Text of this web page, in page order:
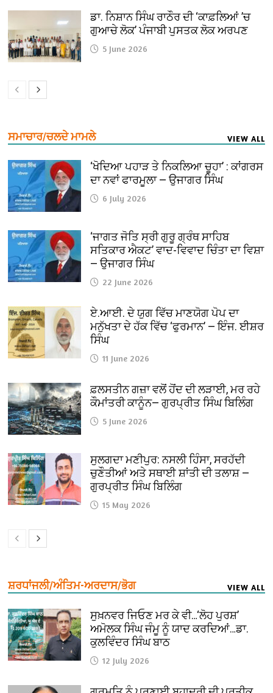
ਡਾ. ਨਿਸ਼ਾਨ ਸਿੰਘ ਰਾਠੌਰ ਦੀ ‘ਕਾਫ਼ਲਿਆਂ ’ਚ
ਗੁਆਚੇ ਲੋਕ’ ਪੰਜਾਬੀ ਪੁਸਤਕ ਲੋਕ ਅਰਪਣ
5 June 2026
ਸਮਾਚਾਰ/ਚਲਦੇ ਮਾਮਲੇ VIEW ALL
‘ਖੋਦਿਆ ਪਹਾੜ ਤੇ ਨਿਕਲਿਆ ਚੂਹਾ’ : ਕਾਂਗਰਸ
ਦਾ ਨਵਾਂ ਫਾਰਮੂਲਾ — ਉਜਾਗਰ ਸਿੰਘ
6 July 2026
‘ਜਾਗਤ ਜੋਤਿ ਸ੍ਰੀ ਗੁਰੂ ਗ੍ਰੰਥ ਸਾਹਿਬ
ਸਤਿਕਾਰ ਐਕਟ’ ਵਾਦ-ਵਿਵਾਦ ਚਿੰਤਾ ਦਾ ਵਿਸ਼ਾ
— ਉਜਾਗਰ ਸਿੰਘ
22 June 2026
ਏ.ਆਈ. ਦੇ ਯੁਗ ਵਿੱਚ ਮਾਣਯੋਗ ਪੋਪ ਦਾ
ਮਨੁੱਖਤਾ ਦੇ ਹੱਕ ਵਿੱਚ ‘ਫੁਰਮਾਨ’ — ਇੰਜ. ਈਸ਼ਰ
ਸਿੰਘ
11 June 2026
ਫ਼ਲਸਤੀਨ ਗਜ਼ਾ ਵਲੋਂ ਹੋਂਦ ਦੀ ਲੜਾਈ, ਮਰ ਰਹੇ
ਕੌਮਾਂਤਰੀ ਕਾਨੂੰਨ— ਗੁਰਪ੍ਰੀਤ ਸਿੰਘ ਬਿਲਿੰਗ
5 June 2026
ਸੁਲਗਦਾ ਮਣੀਪੁਰ: ਨਸਲੀ ਹਿੰਸਾ, ਸਰਹੱਦੀ
ਚੁਣੌਤੀਆਂ ਅਤੇ ਸਥਾਈ ਸ਼ਾਂਤੀ ਦੀ ਤਲਾਸ਼ —
ਗੁਰਪ੍ਰੀਤ ਸਿੰਘ ਬਿਲਿੰਗ
15 May 2026
ਸ਼ਰਧਾਂਜਲੀ/ਅੰਤਿਮ-ਅਰਦਾਸ/ਭੋਗ VIEW ALL
ਸੁਖ਼ਨਵਰ ਜਿਓਣ ਮਰ ਕੇ ਵੀ…‘ਲੋਹ ਪੁਰਸ਼’
ਅਮੋਲਕ ਸਿੰਘ ਜੰਮੂ ਨੂੰ ਯਾਦ ਕਰਦਿਆਂ…ਡਾ.
ਕੁਲਵਿੰਦਰ ਸਿੰਘ ਬਾਠ
12 July 2026